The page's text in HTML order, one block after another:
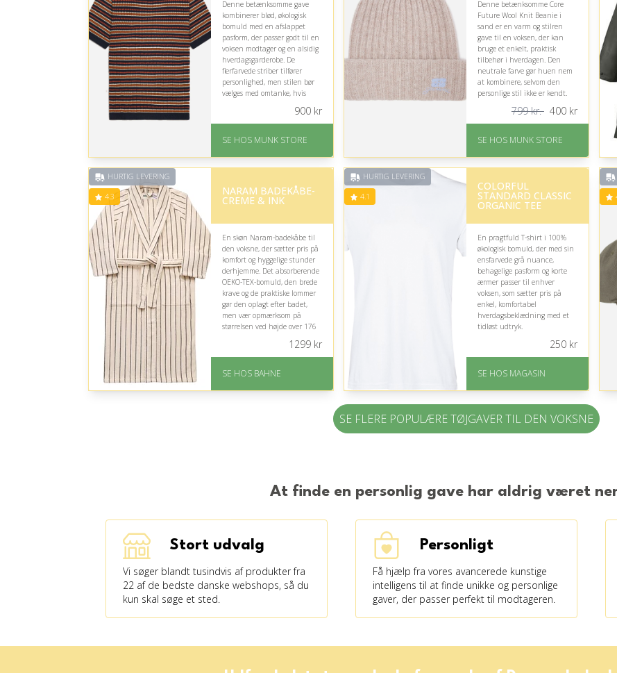
Denne betænksomme gave
kombinerer blød, økologisk
bomuld med en afslappet
pasform, der passer godt til en
voksen modtager og en alsidig
hverdagsgarderobe. De
flerfarvede striber tilfører
personlighed, men stilen bør
vælges med omtanke, hvis
På lager
900kr
SE HOS MUNK STORE
Denne betænksomme Core
Future Wool Knit Beanie i
sand er en varm og stilren
gave til en voksen, der kan
bruge et enkelt, praktisk
tilbehør i hverdagen. Den
neutrale farve gør huen nem
at kombinere, selvom den
personlige stil ikke er kendt.
På lager
levering
799 kr.)
799 kr. 400kr
SE HOS MUNK STORE
HURTIG LEVERING
4.3 NARAM BADEKÅBE-
CREME & INK
En skøn Naram-badekåbe til
den voksne, der sætter pris på
komfort og hyggelige stunder
derhjemme. Det absorberende
OEKO-TEX-bomuld, den brede
krave og de praktiske lommer
gør den oplagt efter badet,
men vær opmærksom på
størrelsen ved højde over 176
På lager
Levering: 1-3 hverdage
1299kr
SE HOS BAHNE
HURTIG LEVERING
4.1
COLORFUL
STANDARD CLASSIC
ORGANIC TEE
En pragtfuld T-shirt i 100%
økologisk bomuld, der med sin
ensfarvede grå nuance,
behagelige pasform og korte
ærmer passer til enhver
voksen, som sætter pris på
enkel, komfortabel
hverdagsbeklædning med et
tidløst udtryk.
God Trustpilot rating på
250kr
SE HOS MAGASIN
SE FLERE POPULÆRE TØJGAVER TIL DEN VOKSNE
At finde en personlig gave har aldrig været
Stort udvalg
Vi søger blandt tusindvis af produkter fra
22 af de bedste danske webshops, så du
kun skal søge et sted.
Personligt
Få hjælp fra vores avancerede kunstige
intelligens til at finde unikke og personlige
gaver, der passer perfekt til modtageren.